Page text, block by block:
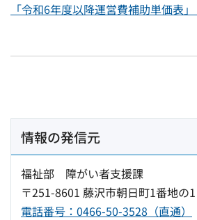
「令和6年度以降運営費補助単価表」
情報の発信元
福祉部 障がい者支援課
〒251-8601 藤沢市朝日町1番地
電話番号：0466-50-3528（直通）